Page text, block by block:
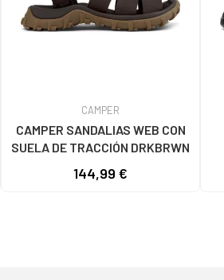
CAMPER
CAMPER SANDALIAS WEB CON
SUELA DE TRACCIÓN DRKBRWN
144,99 €